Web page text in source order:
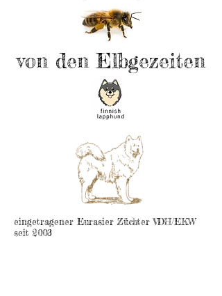
von den Elbgezeiten
eingetragener Eurasier Züchter VDH/EKW
seit 2003